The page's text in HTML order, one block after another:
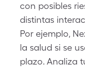
con posibles
distintas
Por ejemplo,
la salud si se
plazo. Analiza